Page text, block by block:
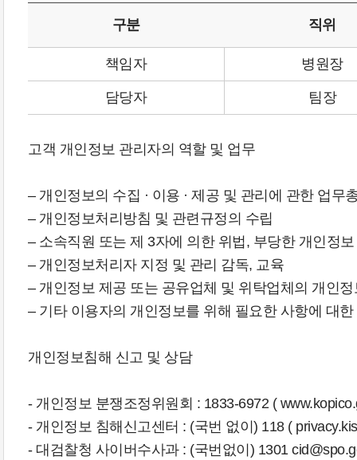
구분 직위
책임자 병원장
담당자 팀장
고객 개인정보 관리자의 역할 및 업무
– 개인정보의 수집 · 이용 · 제공 및 관리에 관한 업무
– 개인정보처리방침 및 관련규정의 수립
– 소속직원 또는 제 3자에 의한 위법, 부당한 개인정
– 개인정보처리자 지정 및 관리 감독, 교육
– 개인정보 제공 또는 공유업체 및 위탁업체의 개인
– 기타 이용자의 개인정보를 위해 필요한 사항에 대
개인정보침해 신고 및 상담
- 개인정보 분쟁조정위원회 : 1833-6972 (
- 개인정보 침해신고센터 : (국번 없이) 118 (
- 대검찰청 사이버수사과 : (국번없이) 1301